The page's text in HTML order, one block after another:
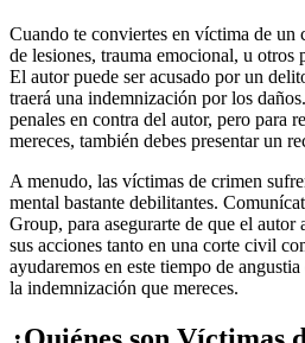
Cuando te conviertes en víctima de un
de lesiones, trauma emocional, u otros
El autor puede ser acusado por un
traerá una indemnización por los
penales en contra del autor, pero para
mereces, también debes presentar un
A menudo, las víctimas de crimen
mental bastante debilitantes.
Group, para asegurarte de que el autor
sus acciones tanto en una corte civil
ayudaremos en este tiempo de
la indemnización que mereces.